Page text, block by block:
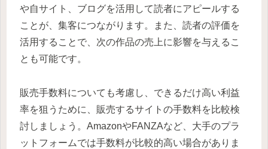
や自サイト、ブログを活用して読者にアピールする
ことが、集客につながります。また、読者の評価を
活用することで、次の作品の売上に影響を与えるこ
とも可能です。
販売手数料についても考慮し、できるだけ高い利益
率を狙うために、販売するサイトの手数料を比較検
討しましょう。AmazonやFANZAなど、大手のプラ
ットフォームでは手数料が比較的高い場合がありま